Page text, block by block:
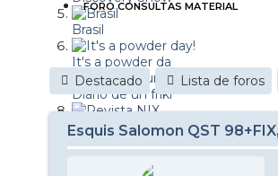
Brasil
It's a powder da
Diario de un friki
Revista NIX
FORO CONSULTAS MATERIAL
Destacado Lista de foros
Esquis Salomon QST